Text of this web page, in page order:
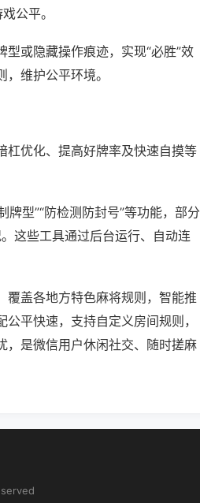
公平。
或隐藏操作痕迹，实现“必胜”效
维护公平环境。
杠优化、提高好牌率及快速自摸等
型”“防检测防封号”等功能，部分
这些工具通过后台运行、自动连
覆盖各地方特色麻将规则，智能推
平快速，支持自定义房间规则，
，是微信用户休闲社交、随时搓麻